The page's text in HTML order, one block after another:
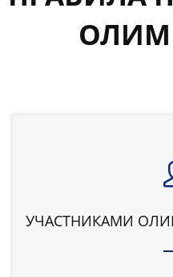
УЧАСТНИКАМИ